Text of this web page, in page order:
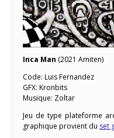
Inca Man (2021 Amiten)
Code: Luis Fernandez
GFX: Kronbits
Musique: Zoltar
Jeu de type plateforme
graphique provient du set